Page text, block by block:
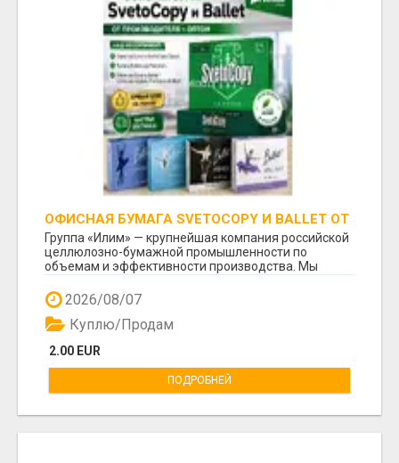
ОФИСНАЯ БУМАГА SVETOCOPY И BALLET ОТ
ПРОИЗВОДИТЕЛЯ - ОПТОМ
Группа «Илим» — крупнейшая компания российской
целлюлозно-бумажной промышленности по
объемам и эффективности производства. Мы
2026/08/07
2.00 EUR
Куплю/Продам
ПОДРОБНЕЙ